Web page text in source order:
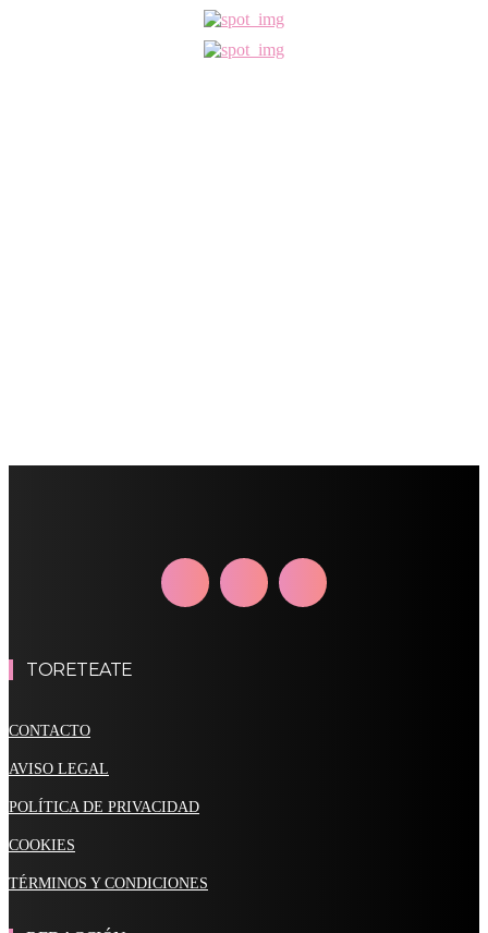
TORETEATE
CONTACTO
AVISO LEGAL
POLÍTICA DE PRIVACIDAD
COOKIES
TÉRMINOS Y CONDICIONES